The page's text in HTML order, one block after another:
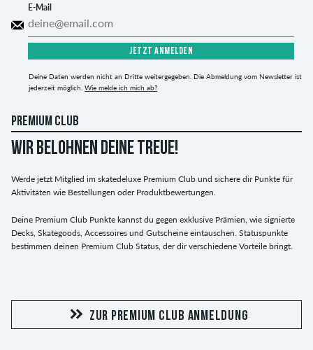
E-Mail
JETZT ANMELDEN
Deine Daten werden nicht an Dritte weitergegeben. Die Abmeldung vom Newsletter ist
jederzeit möglich. Wie melde ich mich ab?
PREMIUM CLUB
WIR BELOHNEN DEINE TREUE!
Werde jetzt Mitglied im skatedeluxe Premium Club und sichere dir Punkte für
Aktivitäten wie Bestellungen oder Produktbewertungen.
Deine Premium Club Punkte kannst du gegen exklusive Prämien, wie signierte
Decks, Skategoods, Accessoires und Gutscheine eintauschen. Statuspunkte
bestimmen deinen Premium Club Status, der dir verschiedene Vorteile bringt.
ZUR PREMIUM CLUB ANMELDUNG